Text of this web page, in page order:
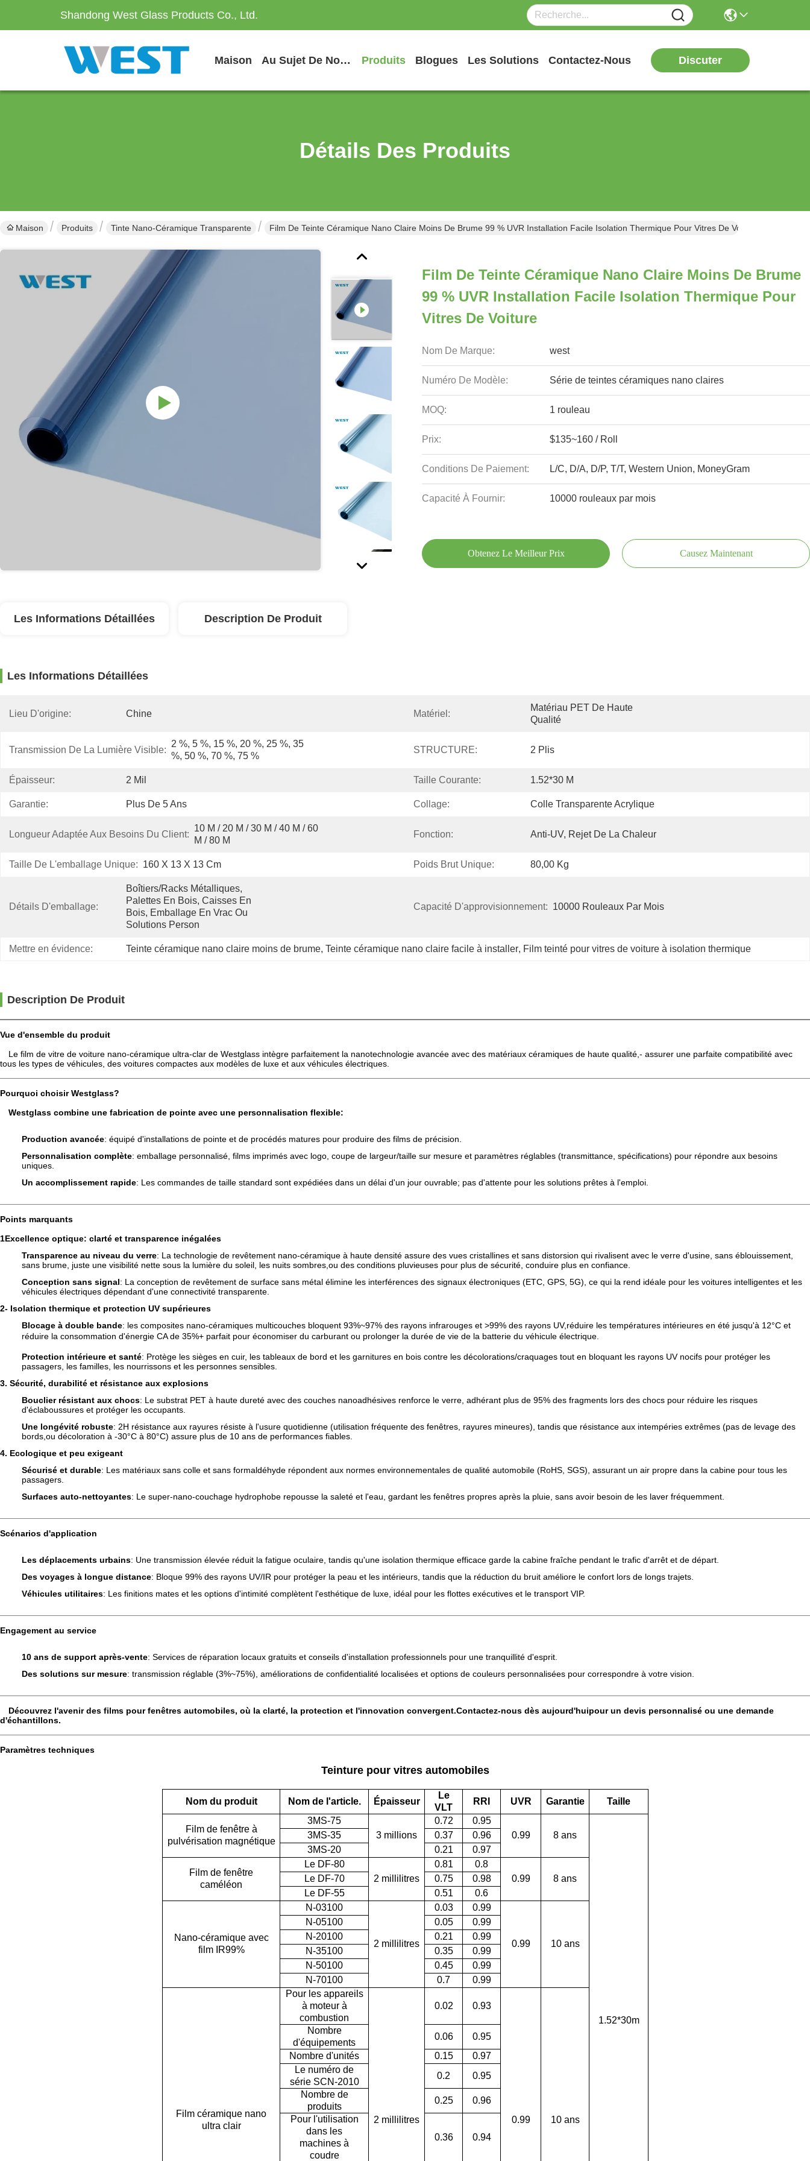
Shandong West Glass Products Co., Ltd.
Maison Au Sujet De Nous Produits Blogues Les Solutions Contactez-Nous Discuter
Détails Des Produits
Maison Produits Tinte Nano-Céramique Transparente Film De Teinte Céramique Nano Claire Moins De Brume 99 % UVR Installation Facile Isolation Thermique Pour Vitres De Voiture
Film De Teinte Céramique Nano Claire Moins De Brume
99 % UVR Installation Facile Isolation Thermique Pour
Vitres De Voiture
Nom De Marque: west
Numéro De Modèle: Série de teintes céramiques nano claires
MOQ: 1 rouleau
Prix: $135~160 / Roll
Conditions De Paiement: L/C, D/A, D/P, T/T, Western Union, MoneyGram
Capacité À Fournir: 10000 rouleaux par mois
Obtenez Le Meilleur Prix Causez Maintenant
Les Informations Détaillées Description De Produit
Les Informations Détaillées
Lieu D'origine: Chine Matériel:
Matériau PET De Haute
Qualité
Transmission De La Lumière Visible:
2 %, 5 %, 15 %, 20 %, 25 %, 35
%, 50 %, 70 %, 75 %
STRUCTURE: 2 Plis
Épaisseur: 2 Mil Taille Courante: 1.52*30 M
Garantie: Plus De 5 Ans Collage: Colle Transparente Acrylique
Longueur Adaptée Aux Besoins Du Client:
10 M / 20 M / 30 M / 40 M / 60
M / 80 M
Fonction: Anti-UV, Rejet De La Chaleur
Taille De L'emballage Unique: 160 X 13 X 13 Cm Poids Brut Unique: 80,00 Kg
Détails D'emballage:
Boîtiers/racks Métalliques,
Palettes En Bois, Caisses En
Bois, Emballage En Vrac Ou
Solutions Person
Capacité D'approvisionnement: 10000 Rouleaux Par Mois
Mettre en évidence: Teinte céramique nano claire moins de brume, Teinte céramique nano claire facile à installer, Film teinté pour vitres de voiture à isolation thermique
Description De Produit
Vue d'ensemble du produit
Le film de vitre de voiture nano-céramique ultra-clar de Westglass intègre parfaitement la nanotechnologie avancée avec des matériaux céramiques de haute qualité,- assurer une parfaite compatibilité avec
tous les types de véhicules, des voitures compactes aux modèles de luxe et aux véhicules électriques.
Pourquoi choisir Westglass?
Westglass combine une fabrication de pointe avec une personnalisation flexible:
Production avancée: équipé d'installations de pointe et de procédés matures pour produire des films de précision.
Personnalisation complète: emballage personnalisé, films imprimés avec logo, coupe de largeur/taille sur mesure et paramètres réglables (transmittance, spécifications) pour répondre aux besoins
uniques.
Un accomplissement rapide: Les commandes de taille standard sont expédiées dans un délai d'un jour ouvrable; pas d'attente pour les solutions prêtes à l'emploi.
Points marquants
1Excellence optique: clarté et transparence inégalées
Transparence au niveau du verre: La technologie de revêtement nano-céramique à haute densité assure des vues cristallines et sans distorsion qui rivalisent avec le verre d'usine, sans éblouissement,
sans brume, juste une visibilité nette sous la lumière du soleil, les nuits sombres,ou des conditions pluvieuses pour plus de sécurité, conduire plus en confiance.
Conception sans signal: La conception de revêtement de surface sans métal élimine les interférences des signaux électroniques (ETC, GPS, 5G), ce qui la rend idéale pour les voitures intelligentes et les
véhicules électriques dépendant d'une connectivité transparente.
2- Isolation thermique et protection UV supérieures
Blocage à double bande: les composites nano-céramiques multicouches bloquent 93%~97% des rayons infrarouges et >99% des rayons UV,réduire les températures intérieures en été jusqu'à 12°C et
réduire la consommation d'énergie CA de 35%+ parfait pour économiser du carburant ou prolonger la durée de vie de la batterie du véhicule électrique.
Protection intérieure et santé: Protège les sièges en cuir, les tableaux de bord et les garnitures en bois contre les décolorations/craquages tout en bloquant les rayons UV nocifs pour protéger les
passagers, les familles, les nourrissons et les personnes sensibles.
3. Sécurité, durabilité et résistance aux explosions
Bouclier résistant aux chocs: Le substrat PET à haute dureté avec des couches nanoadhésives renforce le verre, adhérant plus de 95% des fragments lors des chocs pour réduire les risques
d'éclaboussures et protéger les occupants.
Une longévité robuste: 2H résistance aux rayures résiste à l'usure quotidienne (utilisation fréquente des fenêtres, rayures mineures), tandis que résistance aux intempéries extrêmes (pas de levage des
bords,ou décoloration à -30°C à 80°C) assure plus de 10 ans de performances fiables.
4. Ecologique et peu exigeant
Sécurisé et durable: Les matériaux sans colle et sans formaldéhyde répondent aux normes environnementales de qualité automobile (RoHS, SGS), assurant un air propre dans la cabine pour tous les
passagers.
Surfaces auto-nettoyantes: Le super-nano-couchage hydrophobe repousse la saleté et l'eau, gardant les fenêtres propres après la pluie, sans avoir besoin de les laver fréquemment.
Scénarios d'application
Les déplacements urbains: Une transmission élevée réduit la fatigue oculaire, tandis qu'une isolation thermique efficace garde la cabine fraîche pendant le trafic d'arrêt et de départ.
Des voyages à longue distance: Bloque 99% des rayons UV/IR pour protéger la peau et les intérieurs, tandis que la réduction du bruit améliore le confort lors de longs trajets.
Véhicules utilitaires: Les finitions mates et les options d'intimité complètent l'esthétique de luxe, idéal pour les flottes exécutives et le transport VIP.
Engagement au service
10 ans de support après-vente: Services de réparation locaux gratuits et conseils d'installation professionnels pour une tranquillité d'esprit.
Des solutions sur mesure: transmission réglable (3%~75%), améliorations de confidentialité localisées et options de couleurs personnalisées pour correspondre à votre vision.
Découvrez l'avenir des films pour fenêtres automobiles, où la clarté, la protection et l'innovation convergent.Contactez-nous dès aujourd'huipour un devis personnalisé ou une demande
d'échantillons.
Paramètres techniques
Teinture pour vitres automobiles
Nom du produit Nom de l'article. Épaisseur
Le
VLT
RRI UVR Garantie Taille
Film de fenêtre à
pulvérisation magnétique
3MS-75
3 millions
0.72
0.95
0.99
8 ans
1.52*30m
3MS-35 0.37
0.96
3MS-20
0.21 0.97
Film de fenêtre
caméléon
Le DF-80
2 millilitres
0.81
0.8
0.99
8 ans
Le DF-70 0.75
0.98
Le DF-55
0.51 0.6
Nano-céramique avec
film IR99%
N-03100
2 millilitres
0.03 0.99
0.99 10 ans
N-05100 0.05
0.99
N-20100
0.21
0.99
N-35100
0.35
0.99
N-50100
0.45
0.99
N-70100
0.7 0.99
Film céramique nano
ultra clair
Pour les appareils
à moteur à
combustion
2 millilitres
0.02 0.93
0.99 10 ans
Nombre
d'équipements
0.06
0.95
Nombre d'unités
0.15
0.97
Le numéro de
série SCN-2010
0.2
0.95
Nombre de
produits
0.25
0.96
Pour l'utilisation
dans les
machines à
coudre
0.36 0.94